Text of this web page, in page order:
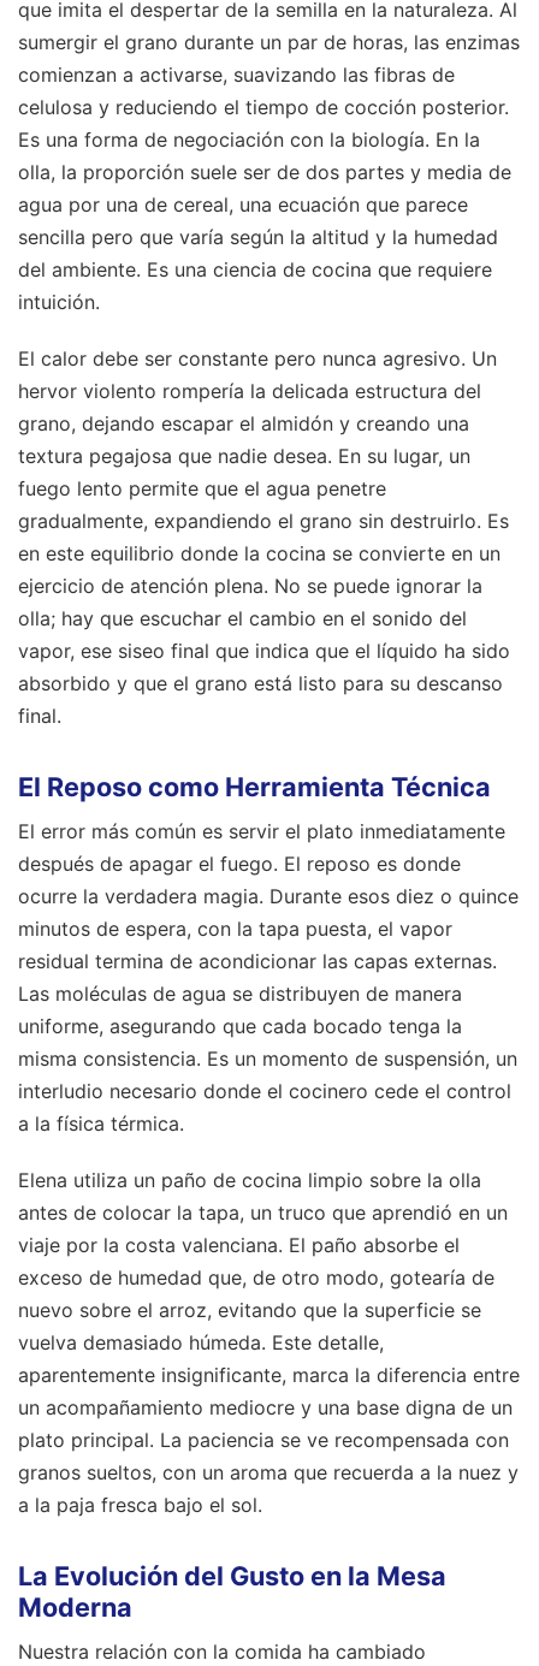
que imita el despertar de la semilla en la naturaleza. Al
sumergir el grano durante un par de horas, las enzimas
comienzan a activarse, suavizando las fibras de
celulosa y reduciendo el tiempo de cocción posterior.
Es una forma de negociación con la biología. En la
olla, la proporción suele ser de dos partes y media de
agua por una de cereal, una ecuación que parece
sencilla pero que varía según la altitud y la humedad
del ambiente. Es una ciencia de cocina que requiere
intuición.
El calor debe ser constante pero nunca agresivo. Un
hervor violento rompería la delicada estructura del
grano, dejando escapar el almidón y creando una
textura pegajosa que nadie desea. En su lugar, un
fuego lento permite que el agua penetre
gradualmente, expandiendo el grano sin destruirlo. Es
en este equilibrio donde la cocina se convierte en un
ejercicio de atención plena. No se puede ignorar la
olla; hay que escuchar el cambio en el sonido del
vapor, ese siseo final que indica que el líquido ha sido
absorbido y que el grano está listo para su descanso
final.
El Reposo como Herramienta Técnica
El error más común es servir el plato inmediatamente
después de apagar el fuego. El reposo es donde
ocurre la verdadera magia. Durante esos diez o quince
minutos de espera, con la tapa puesta, el vapor
residual termina de acondicionar las capas externas.
Las moléculas de agua se distribuyen de manera
uniforme, asegurando que cada bocado tenga la
misma consistencia. Es un momento de suspensión, un
interludio necesario donde el cocinero cede el control
a la física térmica.
Elena utiliza un paño de cocina limpio sobre la olla
antes de colocar la tapa, un truco que aprendió en un
viaje por la costa valenciana. El paño absorbe el
exceso de humedad que, de otro modo, gotearía de
nuevo sobre el arroz, evitando que la superficie se
vuelva demasiado húmeda. Este detalle,
aparentemente insignificante, marca la diferencia entre
un acompañamiento mediocre y una base digna de un
plato principal. La paciencia se ve recompensada con
granos sueltos, con un aroma que recuerda a la nuez y
a la paja fresca bajo el sol.
La Evolución del Gusto en la Mesa
Moderna
Nuestra relación con la comida ha cambiado